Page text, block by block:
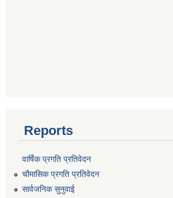
Reports
वार्षिक प्रगति प्रतिवेदन
चौमासिक प्रगति प्रतिवेदन
सार्वजनिक सुनुवाई